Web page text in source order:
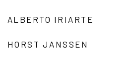
ALBERTO IRIARTE
HORST JANSSEN